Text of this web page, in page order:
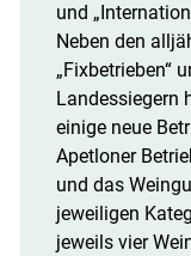
und
Neben den
„Fixbetrieben“
Landessiegern
einige neue
Apetloner
und das
jeweiligen
jeweils vier